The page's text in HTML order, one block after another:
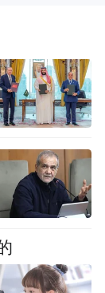
施（机构
纪念馆、
全省掀起了
，持续为
育工作创造
提升科学
层开展科学